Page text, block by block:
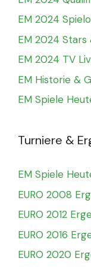
EM 2024
EM 2024 Stars
EM 2024 TV
EM Historie &
EM Spiele
Turniere &
EM Spiele
EURO 2008
EURO 2012
EURO 2016
EURO 2020